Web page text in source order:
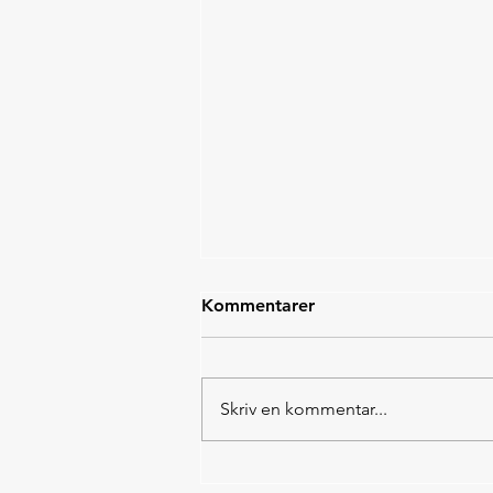
Kommentarer
Skriv en kommentar...